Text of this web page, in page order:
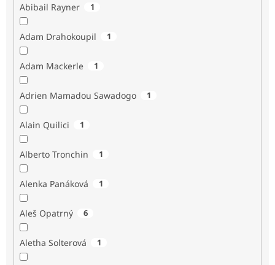
Abibail Rayner 1
Adam Drahokoupil 1
Adam Mackerle 1
Adrien Mamadou Sawadogo 1
Alain Quilici 1
Alberto Tronchin 1
Alenka Panáková 1
Aleš Opatrný 6
Aletha Solterová 1